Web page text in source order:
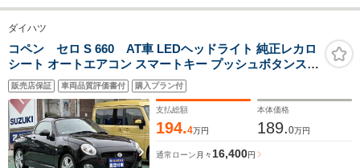
ダイハツ
コペン セロ S 660 AT車 LEDヘッドライト 純正レカロ
シート オートエアコン スマートキー プッシュボタンスタ
ート 純正アルミホイール
販売店保証 車両品質評価書付 購入プラン付
支払総額
194.4万円
本体価格
189.0万円
通常ローン 月々16,400円